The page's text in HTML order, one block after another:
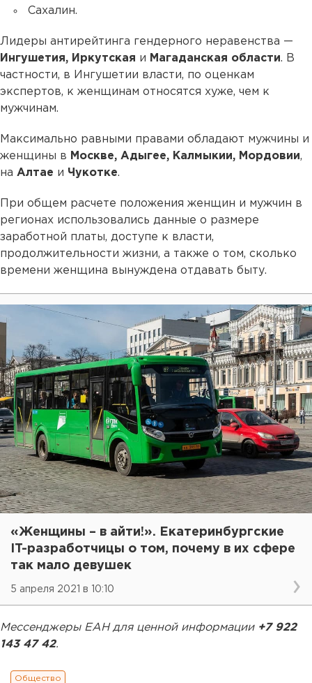
Сахалин.
Лидеры антирейтинга гендерного неравенства —
Ингушетия, Иркутская и Магаданская области. В
частности, в Ингушетии власти, по оценкам
экспертов, к женщинам относятся хуже, чем к
мужчинам.
Максимально равными правами обладают мужчины и
женщины в Москве, Адыгее, Калмыкии, Мордовии,
на Алтае и Чукотке.
При общем расчете положения женщин и мужчин в
регионах использовались данные о размере
заработной платы, доступе к власти,
продолжительности жизни, а также о том, сколько
времени женщина вынуждена отдавать быту.
«Женщины – в айти!». Екатеринбургские
IT-разработчицы о том, почему в их сфере
так мало девушек
5 апреля 2021 в 10:10
Мессенджеры ЕАН для ценной информации +7 922
143 47 42.
Общество